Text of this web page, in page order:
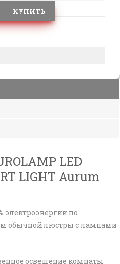
КУПИТЬ
LED
LIGHT Aurum
электроэнергии по
обычной люстры с лампами
освещение комнаты